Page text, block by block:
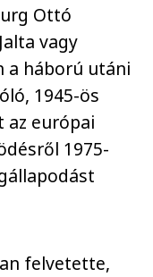
Ottó
vagy
a háború utáni
1945-ös
az európai
1975-
felvetette,